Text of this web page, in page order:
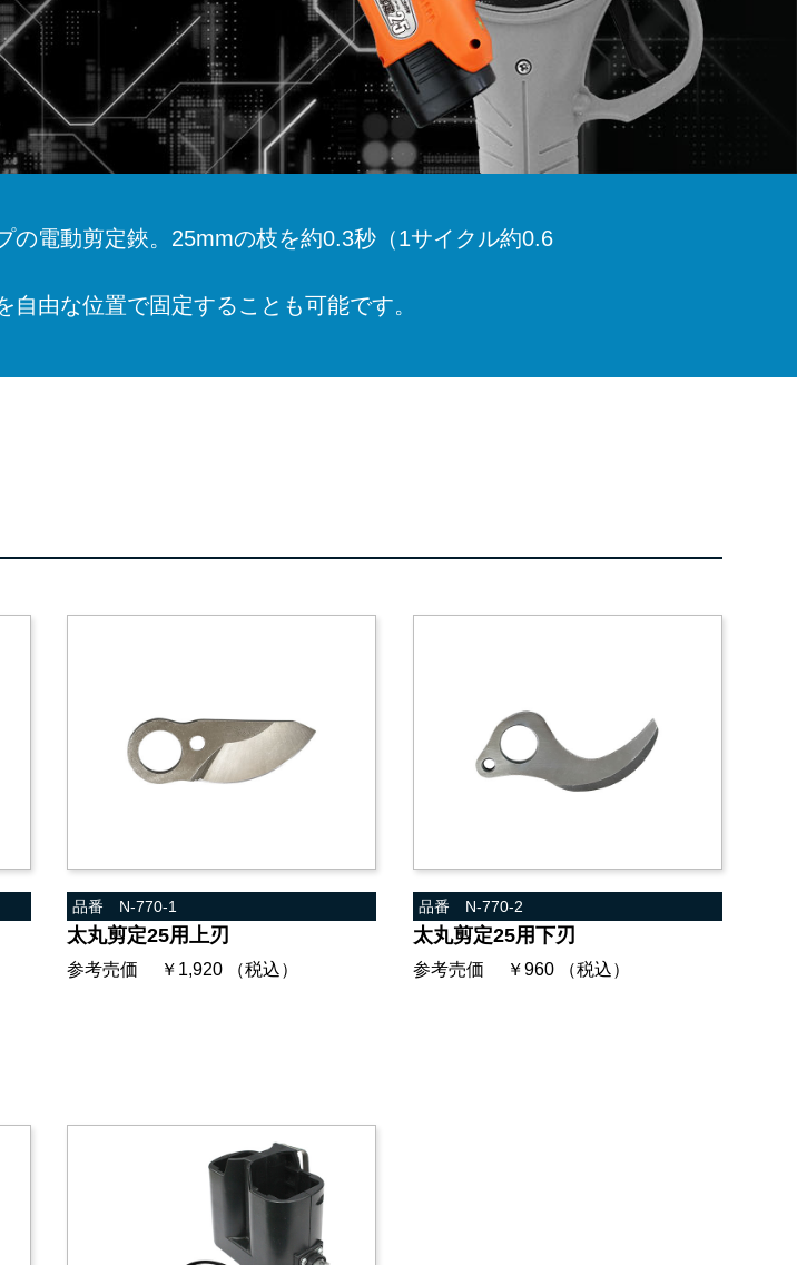
電動剪定鋏。25mmの枝を約0.3秒（1サイクル約0.6
由な位置で固定することも可能です。
品番 N-770-1
太丸剪定25用上刃
参考売価 ￥1,920 （税込）
品番 N-770-2
太丸剪定25用下刃
参考売価 ￥960 （税込）